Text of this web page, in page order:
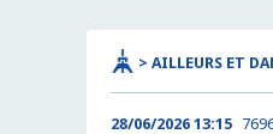
> AILLEURS ET
28/06/2026 13:15